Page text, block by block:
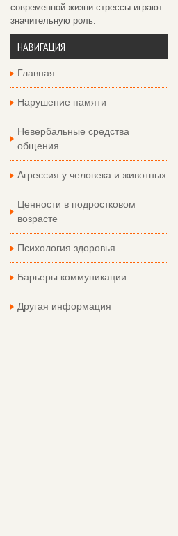
современной жизни стрессы играют
значительную роль.
НАВИГАЦИЯ
Главная
Нарушение памяти
Невербальные средства
общения
Агрессия у человека и животных
Ценности в подростковом
возрасте
Психология здоровья
Барьеры коммуникации
Другая информация